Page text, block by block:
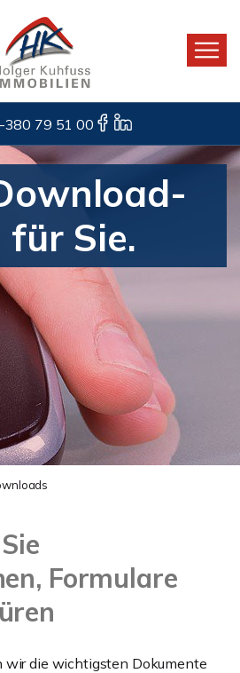
79 51 00
für Sie.
Formulare
wir die wichtigsten Dokumente